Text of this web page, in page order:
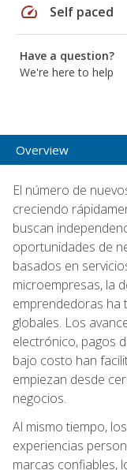
speed Self paced
Have a question?
We're here to help
Overview
El número de
creciendo
buscan
oportunidades de
basados en
microempresas, la
emprendedoras ha
globales. Los
electrónico, pagos
bajo costo han
empiezan desde
negocios.
Al mismo tiempo,
experiencias
marcas confiables,